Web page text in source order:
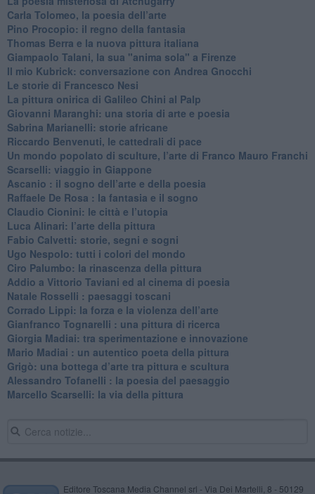
Carla Tolomeo, la poesia dell’arte
Pino Procopio: il regno della fantasia
Thomas Berra e la nuova pittura italiana
Giampaolo Talani, la sua "anima sola" a Firenze
Il mio Kubrick: conversazione con Andrea Gnocchi
Le storie di Francesco Nesi
​La pittura onirica di Galileo Chini al Palp
​Giovanni Maranghi: una storia di arte e poesia
Sabrina Marianelli: storie africane
​Riccardo Benvenuti, le cattedrali di pace
​Un mondo popolato di sculture, l’arte di Franco Mauro Franchi
​Scarselli: viaggio in Giappone
​Ascanio : il sogno dell’arte e della poesia
Raffaele De Rosa : la fantasia e il sogno
​Claudio Cionini: le città e l’utopia
Luca Alinari: l’arte della pittura
​Fabio Calvetti: storie, segni e sogni
Ugo Nespolo: tutti i colori del mondo
​Ciro Palumbo: la rinascenza della pittura
​Addio a Vittorio Taviani ed al cinema di poesia
​Natale Rosselli : paesaggi toscani
​Corrado Lippi: la forza e la violenza dell’arte
Gianfranco Tognarelli : una pittura di ricerca
Giorgia Madiai: tra sperimentazione e innovazione
Mario Madiai : un autentico poeta della pittura
Grigò: una bottega d’arte tra pittura e scultura
Alessandro Tofanelli : la poesia del paesaggio
​Marcello Scarselli: la via della pittura
Editore Toscana Media Channel srl - Via Dei Martelli, 8 - 50129